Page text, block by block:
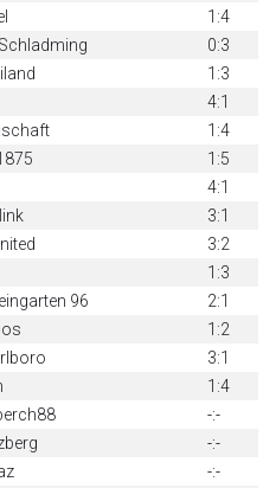
1:4
0:3
1:3
4:1
1:4
1:5
4:1
3:1
3:2
1:3
96
2:1
1:2
3:1
1:4
-:-
-:-
-:-